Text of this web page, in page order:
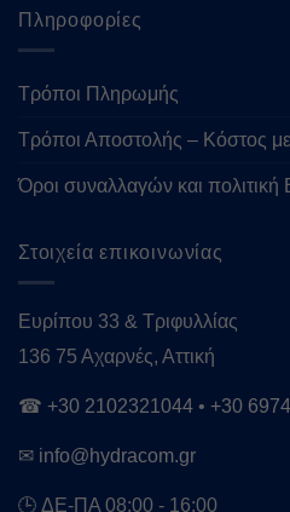
Πληροφορίες
Τρόποι Πληρωμής
Τρόποι Αποστολής – Κόστος
Όροι συναλλαγών και
Στοιχεία επικοινωνίας
Ευρίπου 33 & Τριφυλλίας
136 75 Αχαρνές, Αττική
☎ +30 2102321044 • +30
✉ info@hydracom.gr
🕒 ΔΕ-ΠΑ 08:00 - 16:00